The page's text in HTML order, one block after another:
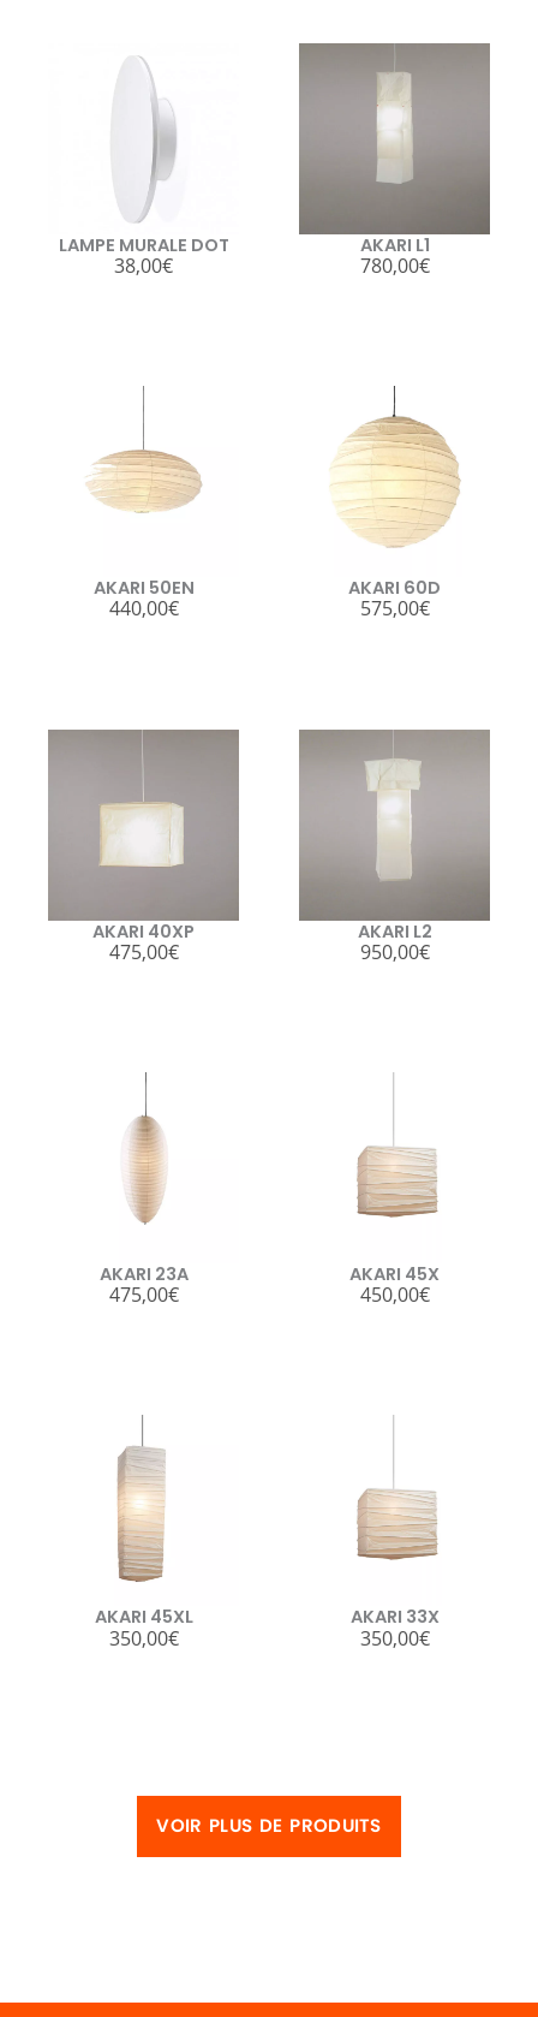
LAMPE MURALE DOT
38,00€
AKARI L1
780,00€
AKARI 50EN
440,00€
AKARI 60D
575,00€
AKARI 40XP
475,00€
AKARI L2
950,00€
AKARI 23A
475,00€
AKARI 45X
450,00€
AKARI 45XL
350,00€
AKARI 33X
350,00€
VOIR PLUS DE PRODUITS